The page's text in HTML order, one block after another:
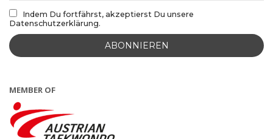
Indem Du fortfährst, akzeptierst Du unsere
Datenschutzerklärung.
MEMBER OF